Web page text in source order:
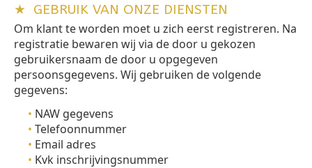
★ GEBRUIK VAN ONZE DIENSTEN
Om klant te worden moet u zich eerst registreren. Na
registratie bewaren wij via de door u gekozen
gebruikersnaam de door u opgegeven
persoonsgegevens. Wij gebruiken de volgende
gegevens:
• NAW gegevens
• Telefoonnummer
• Email adres
• Kvk inschrijvingsnummer